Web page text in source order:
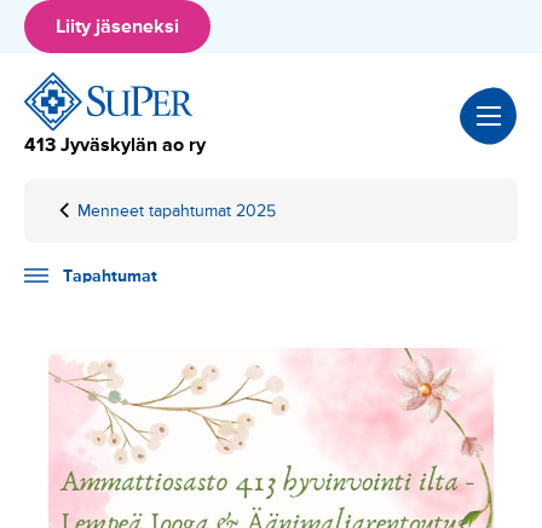
Hyppää
sisältöön
Liity jäseneksi
413 Jyväskylän ao ry
Home
Tapahtumat
Menneet tapahtumat 2025
17.5.2025
Lempeä Jooga &
Tapahtumat